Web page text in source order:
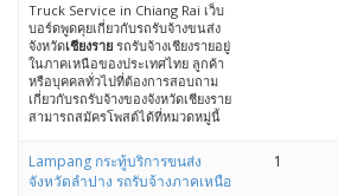
Truck Service in Chiang Rai เว็บ
บอร์ดพูดคุยเกี่ยวกับรถรับจ้างขนส่ง
จังหวัดเชียงราย รถรับจ้างเชียงรายอยู่
ในภาคเหนือของประเทศไทย ลูกค้า
หรือบุคคลทั่วไปที่ต้องการสอบถาม
เกี่ยวกับรถรับจ้างของจังหวัดเชียงราย
สามารถสมัครโพสต์ได้ที่หมวดหมู่นี้
Lampang กระทู้บริการขนส่ง
จังหวัดลำปาง รถรับจ้างภาคเหนือ
1